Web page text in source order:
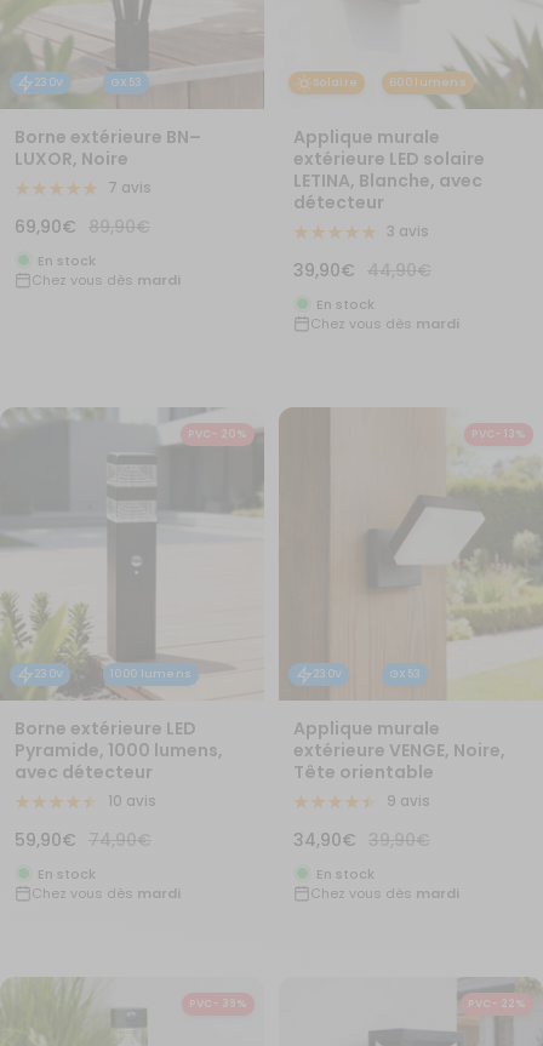
230V GX53
Borne extérieure BN–
LUXOR, Noire
7 avis
Prix
de
vente
69,90€ Prix
normal
89,90€
En stock
Chez vous dès mardi
Solaire 600 lumens
Applique murale
extérieure LED solaire
LETINA, Blanche, avec
détecteur
3 avis
Prix
de
vente
39,90€
Prix
normal
44,90€
En stock
Chez vous dès mardi
230V 1000 lumens
PVC- 20%
Borne extérieure LED
Pyramide, 1000 lumens,
avec détecteur
10 avis
Prix
de
vente
59,90€
Prix
normal
74,90€
En stock
Chez vous dès mardi
230V GX53
PVC- 13%
Applique murale
extérieure VENGE, Noire,
Tête orientable
9 avis
Prix
de
vente
34,90€
Prix
normal
39,90€
En stock
Chez vous dès mardi
PVC- 39% PVC- 22%